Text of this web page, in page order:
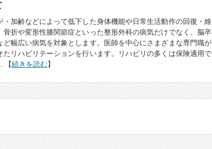
・加齢などによって低下した身体機能や日常生活動作の回復・維
折や変形性膝関節症といった整形外科の病気だけでなく、脳卒
幅広い病気を対象とします。医師を中心にさまざまな専門職が
リハビリテーションを行います。リハビリの多くは保険適用で
【続きを読む】